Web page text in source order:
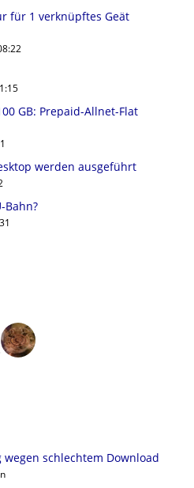
für 1 verknüpftes Geät
GB: Prepaid-Allnet-Flat
werden ausgeführt
Bahn?
schlechtem Download